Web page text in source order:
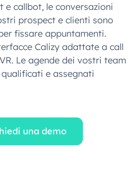
e callbot, le conversazioni
prospect e clienti sono
fissare appuntamenti.
Calizy adattate a call
Le agende dei vostri team
e assegnati
una demo